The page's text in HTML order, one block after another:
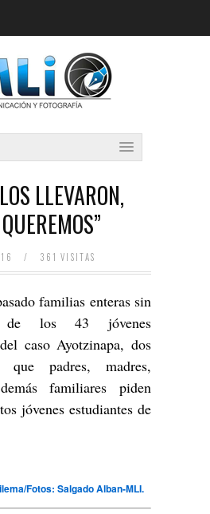
LLEVARON,
/ 361 VISITAS
familias enteras sin
de los 43 jóvenes
caso Ayotzinapa, dos
padres, madres,
familiares piden
jóvenes estudiantes de
Fotos: Salgado Alban-MLI.